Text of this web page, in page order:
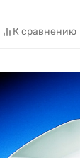
К сравнению